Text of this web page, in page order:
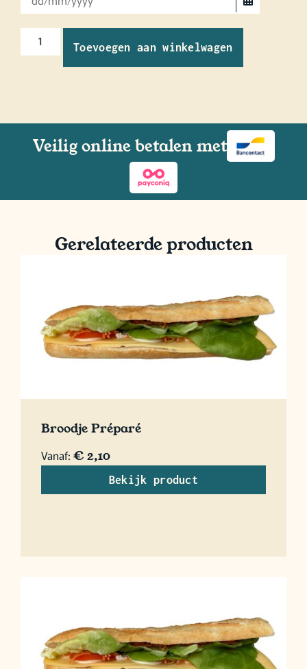
Toevoegen aan winkelwagen
Veilig online betalen met
Gerelateerde producten
Broodje Préparé
Vanaf: €2,10
Bekijk product